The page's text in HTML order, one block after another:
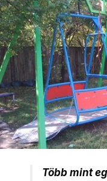
Több mint